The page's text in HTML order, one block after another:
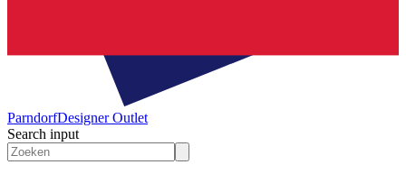
ParndorfDesigner Outlet
Search input